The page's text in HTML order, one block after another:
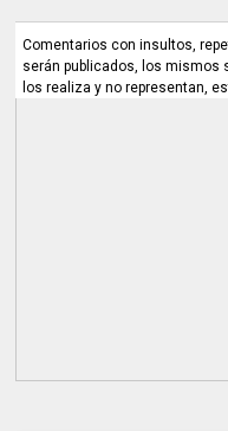
Comentarios con insultos,
serán publicados, los mismos
los realiza y no representan,